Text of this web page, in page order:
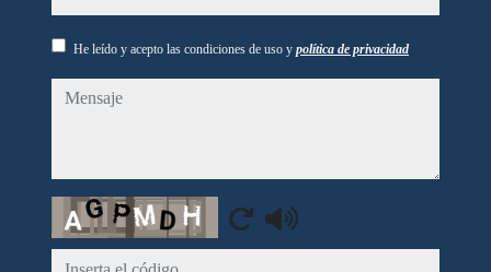
He leído y acepto las condiciones de uso y política de privacidad
mensaje
Captcha